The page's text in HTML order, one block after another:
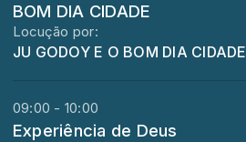
BOM DIA CIDADE
Locução por:
JU GODOY E O BOM DIA CIDADE
09:00 - 10:00
Experiência de Deus